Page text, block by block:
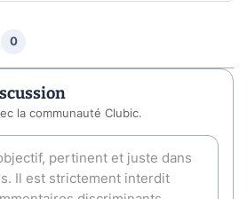
0
la communauté Clubic.